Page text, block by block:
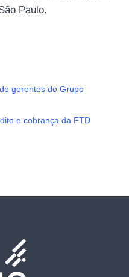
Paulo.
gerentes do Grupo
e cobrança da FTD